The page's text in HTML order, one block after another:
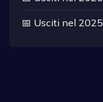
📅 Usciti nel 2025